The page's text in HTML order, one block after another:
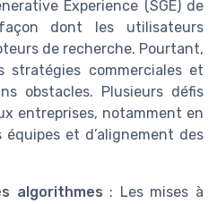
Experience (SGE) de
dont les utilisateurs
de recherche. Pourtant,
stratégies commerciales et
obstacles. Plusieurs défis
entreprises, notamment en
équipes et d’alignement des
algorithmes : Les mises à